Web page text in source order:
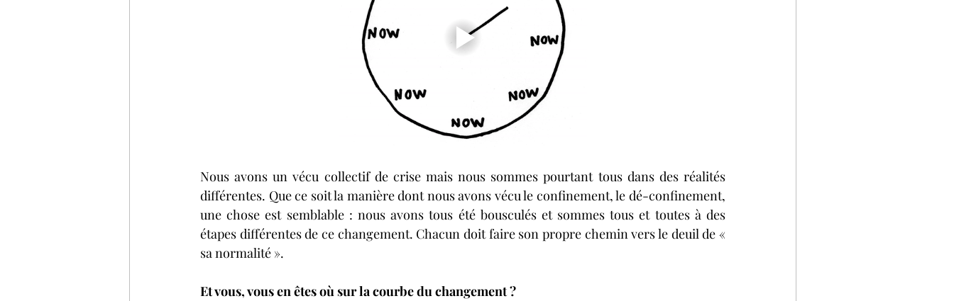
Nous avons un vécu collectif de crise mais nous sommes pourtant tous dans des réalités
différentes. Que ce soit la manière dont nous avons vécu le confinement, le dé-confinement,
une chose est semblable : nous avons tous été bousculés et sommes tous et toutes à des
étapes différentes de ce changement. Chacun doit faire son propre chemin vers le deuil de «
sa normalité ».
Et vous, vous en êtes où sur la courbe du changement ?